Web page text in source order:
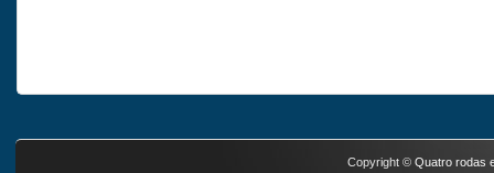
Copyright © Quatro rodas